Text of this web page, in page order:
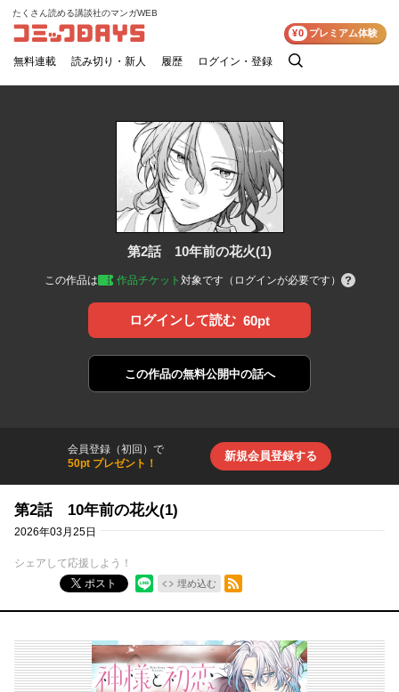
コミックDAYS
たくさん読める講談社のマンガWEB
無料連載 読み切り・新人 履歴 ログイン・登録
検
¥0 プレミアム体験
第2話 10年前の花火(1)
この作品は 作品チケット 対象です（ログインが必要です）
ログインして読む 60pt
この作品の無料公開中の話へ
会員登録（初回）で
50pt プレゼント！
新規会員登録する
第2話 10年前の花火(1)
2026年03月25日
シェアして応援しよう！
ポスト
埋め込む
RSSフィード